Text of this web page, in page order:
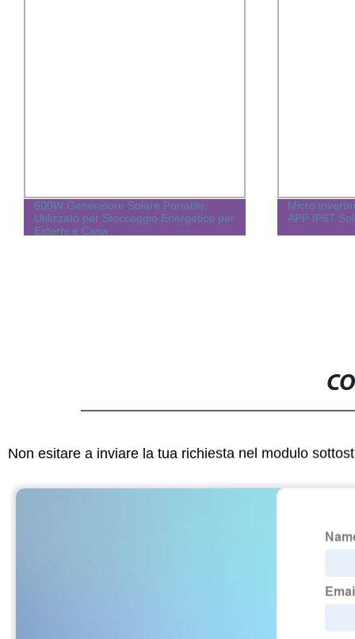
600W Generatore Solare Portatile,
Utilizzato per Stoccaggio Energetico per
Esterni e Casa
Micro
APP IP67
Non esitare a inviare la tua richiesta nel modulo